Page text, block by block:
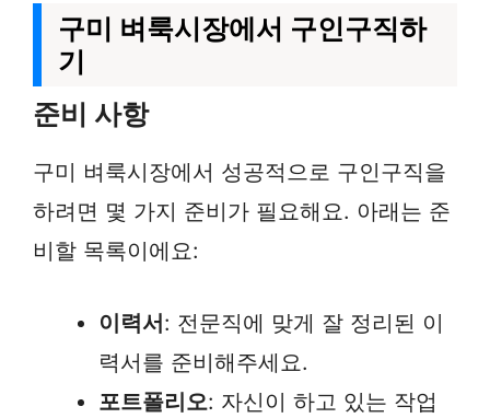
구미 벼룩시장에서 구인구직하
기
준비 사항
구미 벼룩시장에서 성공적으로 구인구직을
하려면 몇 가지 준비가 필요해요. 아래는 준
비할 목록이에요:
이력서: 전문직에 맞게 잘 정리된 이
력서를 준비해주세요.
포트폴리오: 자신이 하고 있는 작업